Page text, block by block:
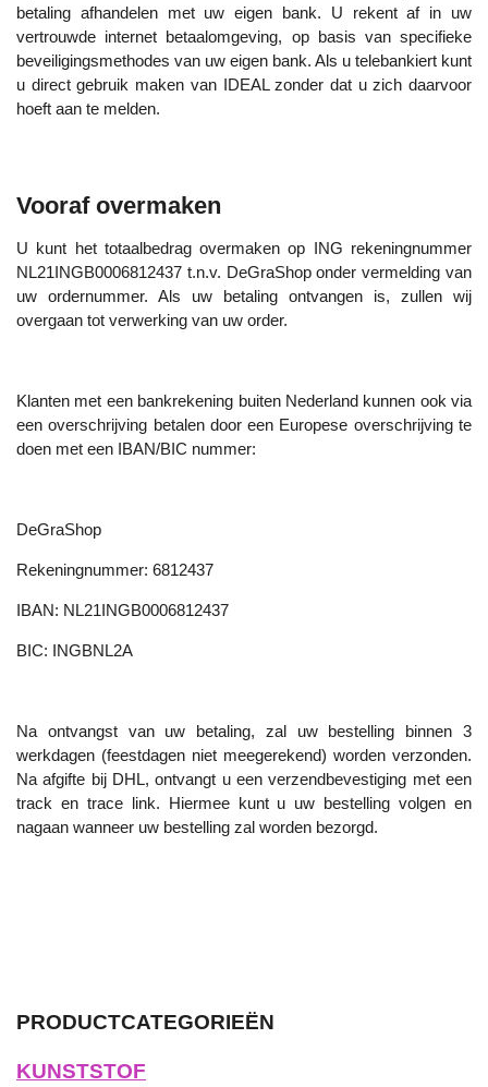
betaling afhandelen met uw eigen bank. U rekent af in uw
vertrouwde internet betaalomgeving, op basis van specifieke
beveiligingsmethodes van uw eigen bank. Als u telebankiert kunt
u direct gebruik maken van IDEAL zonder dat u zich daarvoor
hoeft aan te melden.
Vooraf overmaken
U kunt het totaalbedrag overmaken op ING rekeningnummer
NL21INGB0006812437 t.n.v. DeGraShop onder vermelding van
uw ordernummer. Als uw betaling ontvangen is, zullen wij
overgaan tot verwerking van uw order.
Klanten met een bankrekening buiten Nederland kunnen ook via
een overschrijving betalen door een Europese overschrijving te
doen met een IBAN/BIC nummer:
DeGraShop
Rekeningnummer: 6812437
IBAN: NL21INGB0006812437
BIC: INGBNL2A
Na ontvangst van uw betaling, zal uw bestelling binnen 3
werkdagen (feestdagen niet meegerekend) worden verzonden.
Na afgifte bij DHL, ontvangt u een verzendbevestiging met een
track en trace link. Hiermee kunt u uw bestelling volgen en
nagaan wanneer uw bestelling zal worden bezorgd.
PRODUCTCATEGORIEËN
KUNSTSTOF